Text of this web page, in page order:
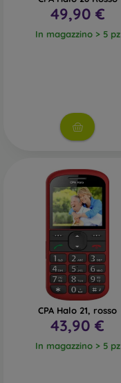
49,90 €
In magazzino > 5 pz
CPA Halo 21, rosso
43,90 €
In magazzino > 5 pz